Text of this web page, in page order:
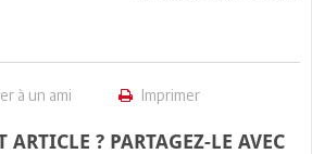
à un ami Imprimer
ARTICLE ? PARTAGEZ-LE AVEC